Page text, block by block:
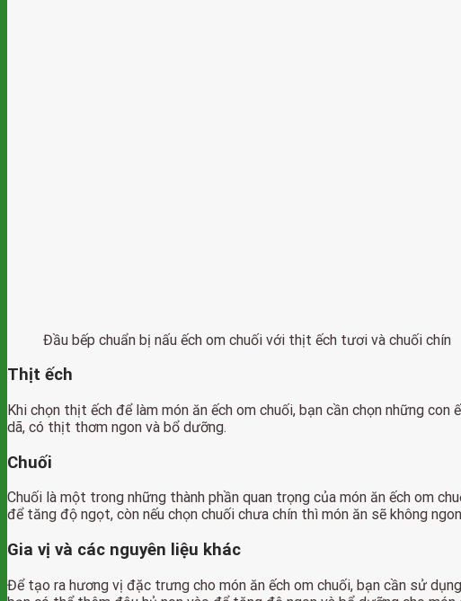
Đầu bếp chuẩn bị nấu ếch om chuối với thịt ếch tươi và chuối chín
Thịt ếch
Khi chọn thịt ếch để làm món ăn ếch om chuối, bạn cần chọn những
dã, có thịt thơm ngon và bổ dưỡng.
Chuối
Chuối là một trong những thành phần quan trọng của món ăn ếch om
để tăng độ ngọt, còn nếu chọn chuối chưa chín thì món ăn sẽ không
Gia vị và các nguyên liệu khác
Để tạo ra hương vị đặc trưng cho món ăn ếch om chuối, bạn cần sử